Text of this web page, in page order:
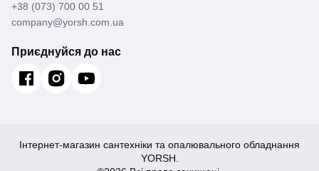
+38 (073) 700 00 51
company@yorsh.com.ua
Приєднуйся до нас
Інтернет-магазин сантехніки та опалювального обладнання
YORSH.